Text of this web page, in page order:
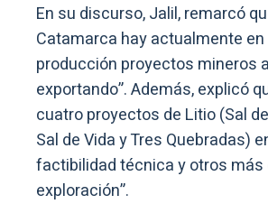
En su discurso, Jalil, remarcó
Catamarca hay actualmente
producción proyectos mineros
exportando”. Además, explicó
cuatro proyectos de Litio (Sal
Sal de Vida y Tres Quebradas)
factibilidad técnica y otros más
exploración”.